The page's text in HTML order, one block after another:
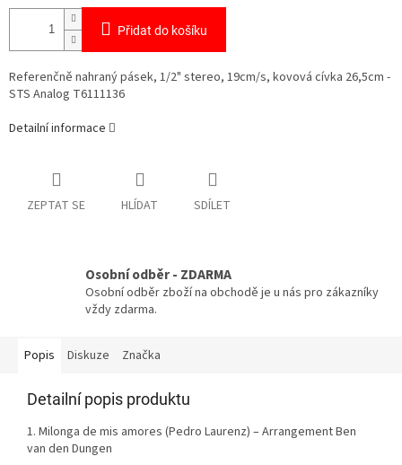
Přidat do košíku
Referenčně nahraný pásek, 1/2" stereo, 19cm/s, kovová cívka 26,5cm -
STS Analog T6111136
Detailní informace
ZEPTAT SE HLÍDAT SDÍLET
Osobní odběr - ZDARMA
Osobní odběr zboží na obchodě je u nás pro zákazníky
vždy zdarma.
Popis Diskuze Značka
Detailní popis produktu
1. Milonga de mis amores (Pedro Laurenz) – Arrangement Ben
van den Dungen